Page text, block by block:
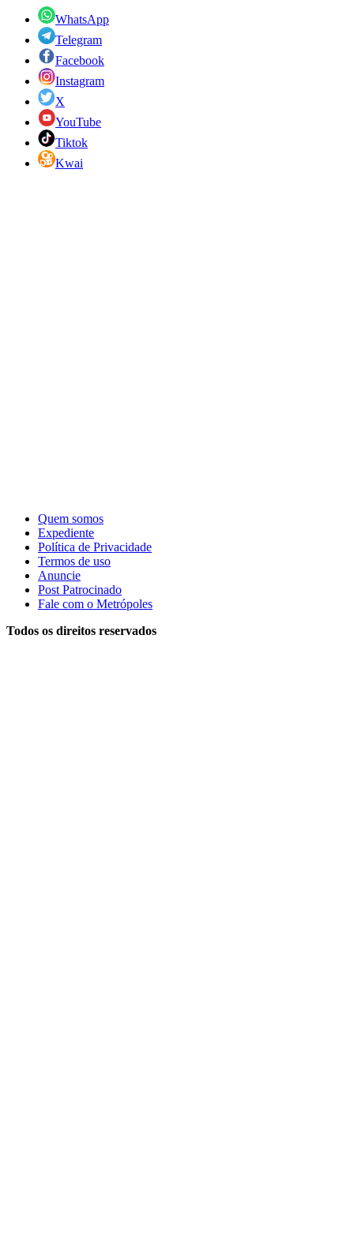
WhatsApp
Telegram
Facebook
Instagram
X
YouTube
Tiktok
Kwai
Quem somos
Expediente
Política de Privacidade
Termos de uso
Anuncie
Post Patrocinado
Fale com o Metrópoles
Todos os direitos reservados